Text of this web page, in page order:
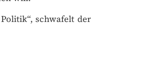
schwafelt der